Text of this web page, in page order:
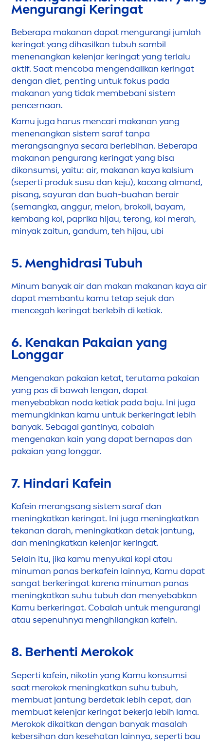
Mengurangi Keringat
Beberapa makanan dapat mengurangi jumlah
keringat yang dihasilkan tubuh sambil
menenangkan kelenjar keringat yang terlalu
aktif. Saat mencoba mengendalikan keringat
dengan diet, penting untuk fokus pada
makanan yang tidak membebani sistem
pencernaan.
Kamu juga harus mencari makanan yang
menenangkan sistem saraf tanpa
merangsangnya secara berlebihan. Beberapa
makanan pengurang keringat yang bisa
dikonsumsi, yaitu: air, makanan kaya kalsium
(seperti produk susu dan keju), kacang almond,
pisang, sayuran dan buah-buahan berair
(semangka, anggur, melon, brokoli, bayam,
kembang kol, paprika hijau, terong, kol merah,
minyak zaitun, gandum, teh hijau, ubi
5.Menghidrasi Tubuh
Minum banyak air dan makan makanan kaya air
dapat membantu kamu tetap sejuk dan
mencegah keringat berlebih di ketiak.
6. Kenakan Pakaian yang
Longgar
Mengenakan pakaian ketat, terutama pakaian
yang pas di bawah lengan, dapat
menyebabkan noda ketiak pada baju. Ini juga
memungkinkan kamu untuk berkeringat lebih
banyak. Sebagai gantinya, cobalah
mengenakan kain yang dapat bernapas dan
pakaian yang longgar.
7. Hindari Kafein
Kafein merangsang sistem saraf dan
meningkatkan keringat. Ini juga meningkatkan
tekanan darah, meningkatkan detak jantung,
dan meningkatkan kelenjar keringat.
Selain itu, jika kamu menyukai kopi atau
minuman panas berkafein lainnya, Kamu dapat
sangat berkeringat karena minuman panas
meningkatkan suhu tubuh dan menyebabkan
Kamu berkeringat. Cobalah untuk mengurangi
atau sepenuhnya menghilangkan kafein.
8. Berhenti Merokok
Seperti kafein, nikotin yang Kamu konsumsi
saat merokok meningkatkan suhu tubuh,
membuat jantung berdetak lebih cepat, dan
membuat kelenjar keringat bekerja lebih lama.
Merokok dikaitkan dengan banyak masalah
kebersihan dan kesehatan lainnya, seperti bau